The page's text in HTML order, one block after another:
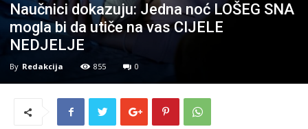
Naučnici dokazuju: Jedna noć LOŠEG SNA
mogla bi da utiče na vas CIJELE
NEDJELJE
By Redakcija 855 0